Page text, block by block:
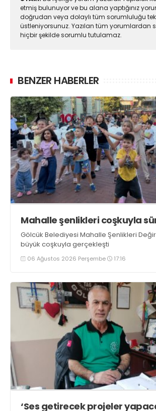
etmiş bulunuyor ve bu alana yaptığınız
doğrudan veya dolaylı tüm sorumluluğu tek
üstleniyorsunuz. Yazılan tüm yorumlardan
hiçbir şekilde sorumlu tutulamaz.
BENZER HABERLER
Mahalle şenlikleri coşkuyla
Gölcük Belediyesi Mahalle Şenlikleri
büyük coşkuyla gerçekleşti
06 Ağustos 2026 Perşembe 17:16
‘Ses getirecek projeler